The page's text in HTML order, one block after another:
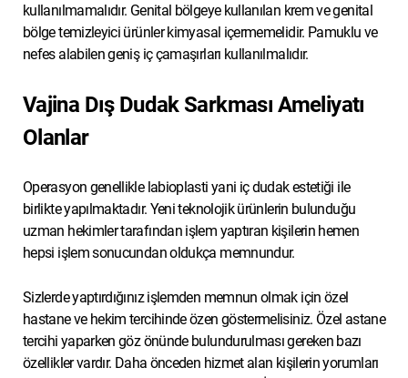
kullanılmamalıdır. Genital bölgeye kullanılan krem ve genital
bölge temizleyici ürünler kimyasal içermemelidir. Pamuklu ve
nefes alabilen geniş iç çamaşırları kullanılmalıdır.
Vajina Dış Dudak Sarkması Ameliyatı
Olanlar
Operasyon genellikle labioplasti yani iç dudak estetiği ile
birlikte yapılmaktadır. Yeni teknolojik ürünlerin bulunduğu
uzman hekimler tarafından işlem yaptıran kişilerin hemen
hepsi işlem sonucundan oldukça memnundur.
Sizlerde yaptırdığınız işlemden memnun olmak için özel
hastane ve hekim tercihinde özen göstermelisiniz. Özel astane
tercihi yaparken göz önünde bulundurulması gereken bazı
özellikler vardır. Daha önceden hizmet alan kişilerin yorumları